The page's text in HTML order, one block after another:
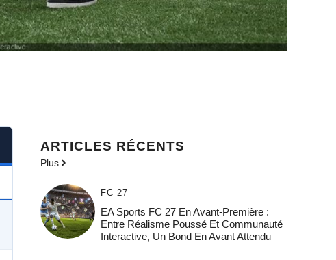
ARTICLES RÉCENTS
Plus
FC 27
EA Sports FC 27 En Avant-Première :
Entre Réalisme Poussé Et Communauté
Interactive, Un Bond En Avant Attendu